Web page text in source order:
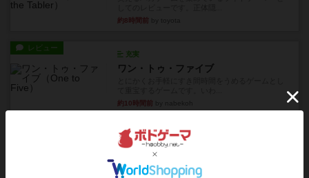
約8時間前
レビュー
充実
ワン・トゥ・ファイブ
約10時間前
充実
エコーズ・オブ・タイム
カードゲームにファイナルファンタジーのアクテ
ィブタイムバトル（もしくは...